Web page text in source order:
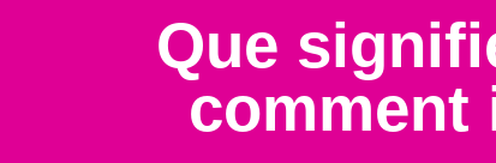
Que
comment